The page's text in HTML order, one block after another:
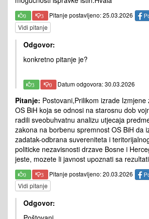
0 3 Pitanje postavljeno: 25.03.2026
Vidi pitanje
Odgovor:
konkretno pitanje je?
3 0 Datum odgovora: 30.03.2026
Pitanje: Postovani,Prilikom izrade Izmjene
OS BiH koja se odnosi na starosnu dob
radili sveobuhvatnu analizu utjecaja
zakona na borbenu spremnost OS BiH da
zadatak-odbrana suvereniteta i
politicke nezavisnosti drzave Bosne i
jeste, mozete li javnost upoznati sa
0 3 Pitanje postavljeno: 20.03.2026
Vidi pitanje
Odgovor: